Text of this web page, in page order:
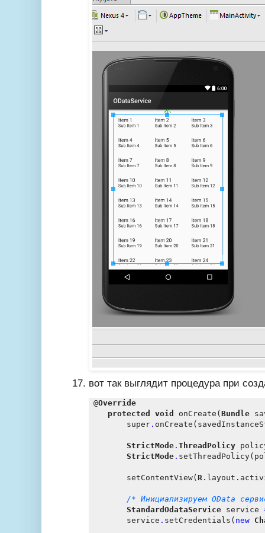
вот так выглядит процедура при
@Override
protected
void onCreate( Bundle
        super
.
StrictMode . ThreadPolicy
StrictMode .
        setContentView(
R . layout .
/* Инициализируем OData
StandardOdataService service
        service
. setCredentials( new